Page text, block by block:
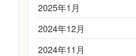
2025年1月
2024年12月
2024年11月